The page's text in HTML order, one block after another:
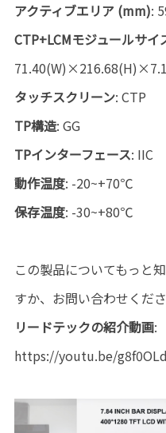
アクティブエリア (mm):
CTP+LCMモジュールサ
タッチスクリーン: CTP
TP構造: GG
TPインターフェース: IIC
動作温度: -20~+70℃
保存温度: -30~+80℃
この製品についてもっと
すか、お問い合わせくださ
リードテックの紹介動画:
https://youtu.be/